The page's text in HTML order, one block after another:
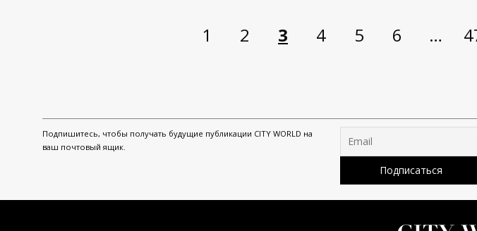
1 2 3 4 5 6 …
Подпишитесь, чтобы получать будущие публикации CITY WORLD на
ваш почтовый ящик.